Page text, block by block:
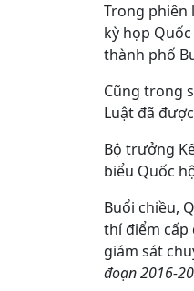
Trong phiên
kỳ họp
thành phố
Cũng trong
Luật đã
Bộ trưởng
biểu Quốc
Buổi chiều,
thí điểm cấp
giám sát
đoạn 2016-